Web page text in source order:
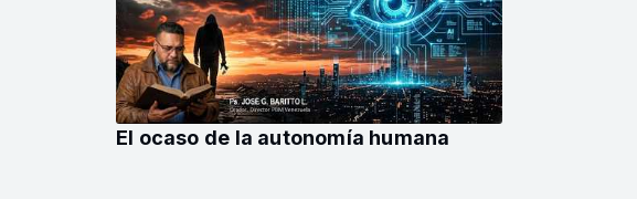
El ocaso de la autonomía humana